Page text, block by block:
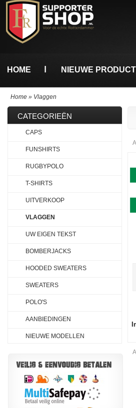
HOME NIEUWE
Home » Vlaggen
CATEGORIEËN
CAPS
FUNSHIRTS
RUGBYPOLO
T-SHIRTS
UITVERKOOP
VLAGGEN
UW EIGEN TEKST
BOMBERJACKS
HOODED SWEATERS
SWEATERS
POLO'S
AANBIEDINGEN
NIEUWE MODELLEN